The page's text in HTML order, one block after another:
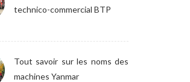
technico-commercial BTP
Tout savoir sur les noms des
machines Yanmar